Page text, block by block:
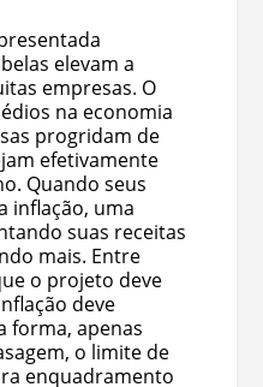
elevam a
empresas. O
na economia
progridam de
efetivamente
Quando seus
inflação, uma
suas receitas
mais. Entre
o projeto deve
deve
forma, apenas
o limite de
enquadramento